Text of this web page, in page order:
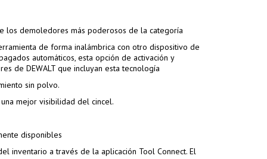
los demoledores más poderosos de la categoría
de forma inalámbrica con otro dispositivo de
automáticos, esta opción de activación y
de DEWALT que incluyan esta tecnología
sin polvo.
mejor visibilidad del cincel.
disponibles
inventario a través de la aplicación Tool Connect. El